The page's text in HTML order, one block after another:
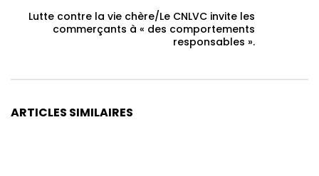
Lutte contre la vie chère/Le CNLVC invite les
commerçants à « des comportements
responsables ».
ARTICLES SIMILAIRES